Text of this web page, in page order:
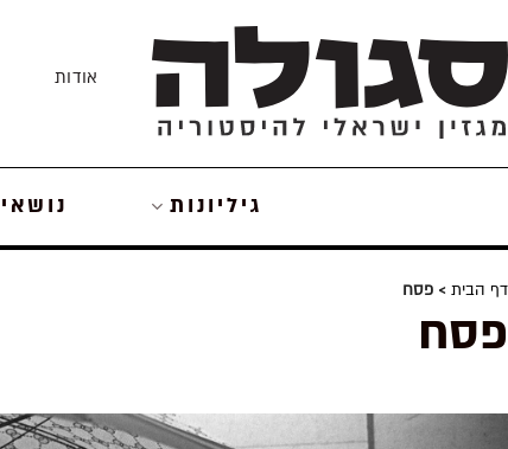
to
content
אודות
גיליונות
דף הבית > פסח
פסח